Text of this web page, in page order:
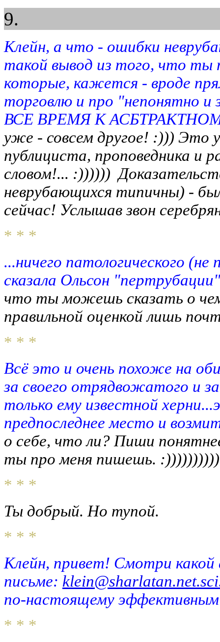
9.
Клейн, а что - ошибки
такой вывод из того, что
которые, кажется - вроде
торговлю и про
ВСЕ ВРЕМЯ К
уже - совсем другое! :)))
публициста, проповедника и
словом!... :))))))
неврубающихся типичны) -
сейчас! Услышав звон
* * *
...ничего патологического
сказала Ольсон
что ты можешь сказать о
правильной оценкой лишь
* * *
Всё это и очень похоже на
за своего отрядвожатого и
только ему известной
предпоследнее место и
о себе, что ли? Пиши
ты про меня пишешь. :))))))))))
* * *
Ты добрый. Но тупой.
* * *
Клейн, привет! Смотри какой
письме:
по-настоящему
* * *